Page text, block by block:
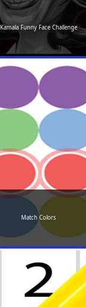
Kamala Funny Face Challenge
Match Colors